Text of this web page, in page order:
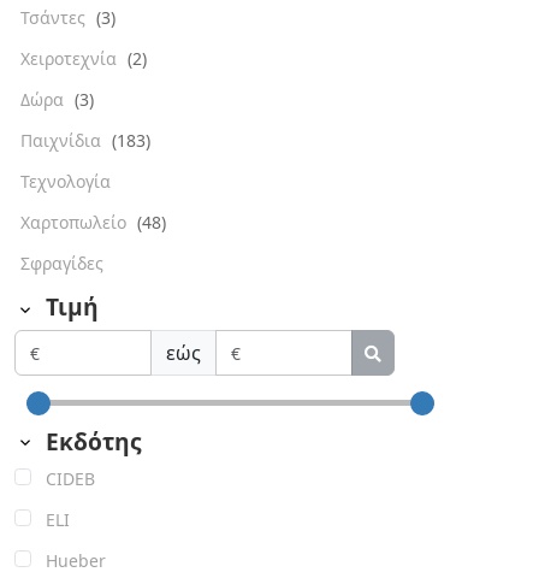
Τσάντες (3)
Χειροτεχνία (2)
Δώρα (3)
Παιχνίδια (183)
Τεχνολογία
Χαρτοπωλείο (48)
Σφραγίδες
Τιμή
εώς
Εκδότης
CIDEB
ELI
Hueber